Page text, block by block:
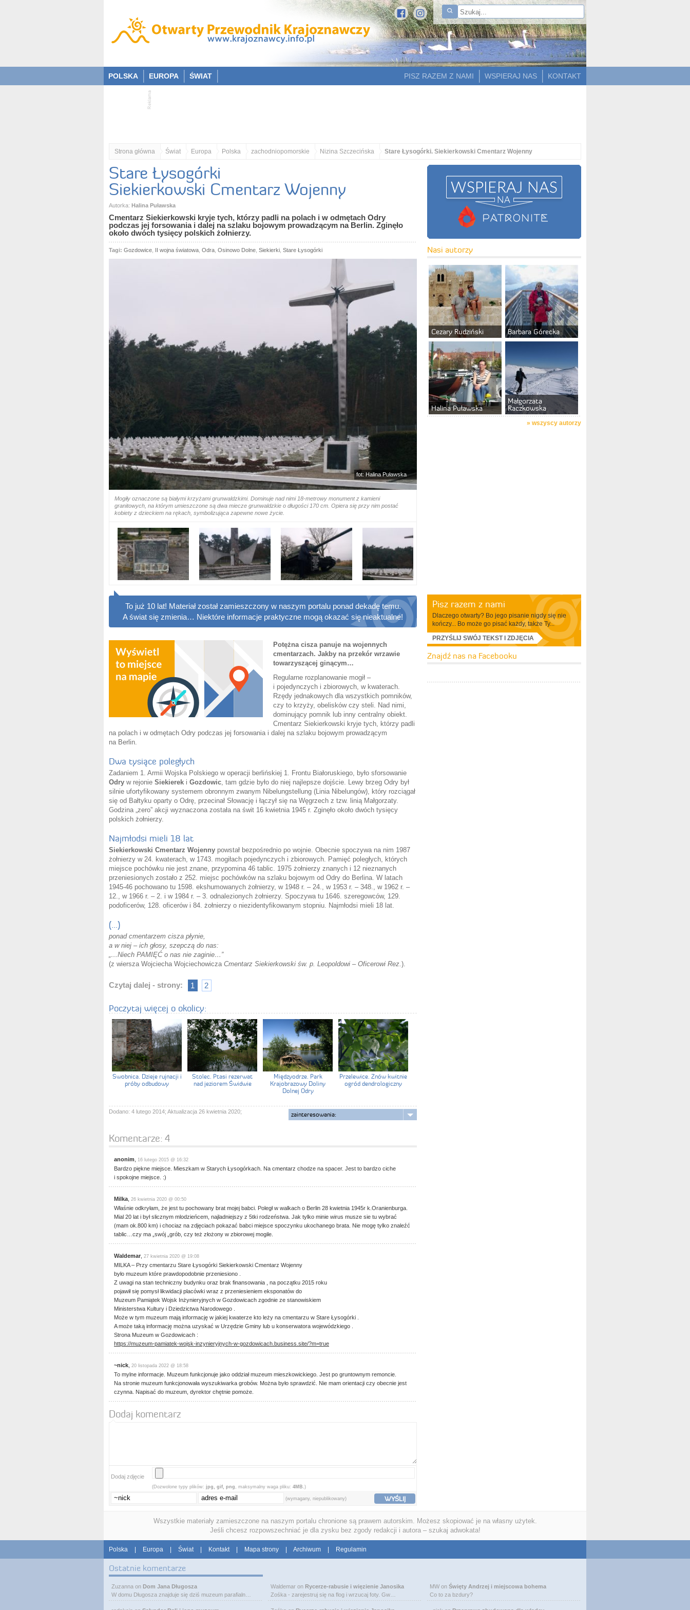
POLSKA EUROPA ŚWIAT KONTAKT
WSPIERAJ NAS
PISZ RAZEM Z NAMI
Strona główna Świat Europa Polska zachodniopomorskie Nizina Szczecińska Stare Łysogórki. Siekierkowski Cmentarz Wojenny
Stare Łysogórki
Siekierkowski Cmentarz Wojenny
Autorka: Halina Puławska
Cmentarz Siekierkowski kryje tych, którzy padli na polach i w odmętach Odry
podczas jej forsowania i dalej na szlaku bojowym prowadzącym na Berlin. Zginęło
około dwóch tysięcy polskich żołnierzy.
Tagi: Gozdowice II wojna światowa Odra Osinowo Dolne Siekierki Stare Łysogórki
fot: Halina Puławska
Mogiły oznaczone są białymi krzyżami grunwaldzkimi. Dominuje nad nimi 18-metrowy monument z kamieni
granitowych, na którym umieszczone są dwa miecze grunwaldzkie o długości 170 cm. Opiera się przy nim postać
kobiety z dzieckiem na rękach, symbolizująca zapewne nowe życie.
To już 10 lat! Materiał został zamieszczony w naszym portalu ponad dekadę temu.
A świat się zmienia… Niektóre informacje praktyczne mogą okazać się nieaktualne!
Potężna cisza panuje na wojennych
cmentarzach. Jakby na przekór wrzawie
towarzyszącej ginącym…
Regularne rozplanowanie mogił –
i pojedynczych i zbiorowych, w kwaterach.
Rzędy jednakowych dla wszystkich pomników,
czy to krzyży, obelisków czy steli. Nad nimi,
dominujący pomnik lub inny centralny obiekt.
Cmentarz Siekierkowski kryje tych, którzy padli
na polach i w odmętach Odry podczas jej forsowania i dalej na szlaku bojowym prowadzącym
na Berlin.
Dwa tysiące poległych
Zadaniem 1. Armii Wojska Polskiego w operacji berlińskiej 1. Frontu Białoruskiego, było sforsowanie
Odry w rejonie Siekierek i Gozdowic, tam gdzie było do niej najlepsze dojście. Lewy brzeg Odry był
silnie ufortyfikowany systemem obronnym zwanym Nibelungstellung (Linia Nibelungów), który rozciągał
się od Bałtyku oparty o Odrę, przecinał Słowację i łączył się na Węgrzech z tzw. linią Małgorzaty.
Godzina „zero” akcji wyznaczona została na świt 16 kwietnia 1945 r. Zginęło około dwóch tysięcy
polskich żołnierzy.
Najmłodsi mieli 18 lat
Siekierkowski Cmentarz Wojenny powstał bezpośrednio po wojnie. Obecnie spoczywa na nim 1987
żołnierzy w 24. kwaterach, w 1743. mogiłach pojedynczych i zbiorowych. Pamięć poległych, których
miejsce pochówku nie jest znane, przypomina 46 tablic. 1975 żołnierzy znanych i 12 nieznanych
przeniesionych zostało z 252. miejsc pochówków na szlaku bojowym od Odry do Berlina. W latach
1945-46 pochowano tu 1598. ekshumowanych żołnierzy, w 1948 r. – 24., w 1953 r. – 348., w 1962 r. –
12., w 1966 r. – 2. i w 1984 r. – 3. odnalezionych żołnierzy. Spoczywa tu 1646. szeregowców, 129.
podoficerów, 128. oficerów i 84. żołnierzy o niezidentyfikowanym stopniu. Najmłodsi mieli 18 lat.
(…)
ponad cmentarzem cisza płynie,
a w niej – ich głosy, szepczą do nas:
„…Niech PAMIĘĆ o nas nie zaginie…”
(z wiersza Wojciecha WojciechowiczaCmentarz Siekierkowski św. p. Leopoldowi – Oficerowi Rez.).
Czytaj dalej - strony: 1 2
Poczytaj więcej o okolicy:
Swobnica. Dzieje rujnacji i
próby odbudowy
Stolec. Ptasi rezerwat
nad jeziorem Świdwie
Międzyodrze. Park
Krajobrazowy Doliny
Dolnej Odry
Przelewice. Znów kwitnie
ogród dendrologiczny
Dodano: 4 lutego 2014; Aktualizacja 26 kwietnia 2020; zainteresowania:
Komentarze: 4
anonim 16 lutego 2015 @ 16:32
Bardzo piękne miejsce. Mieszkam w Starych Łysogórkach. Na cmentarz chodze na spacer. Jest to bardzo ciche
i spokojne miejsce. :)
Milka 26 kwietnia 2020 @ 00:50
Właśnie odkryłam, że jest tu pochowany brat mojej babci. Poległ w walkach o Berlin 28 kwietnia 1945r k.Oranienburga.
Mial 20 lat i był slicznym mlodzieńcem, najladniejszy z 5tki rodzeństwa. Jak tylko minie wirus musze sie tu wybrać
(mam ok.800 km) i chociaz na zdjęciach pokazać babci miejsce spoczynku ukochanego brata. Nie mogę tylko znaleźć
tablic…czy ma „swój „grób, czy też złożony w zbiorowej mogile.
Waldemar 27 kwietnia 2020 @ 19:08
MILKA – Przy cmentarzu Stare Łysogórki Siekierkowski Cmentarz Wojenny
było muzeum które prawdopodobnie przeniesiono .
Z uwagi na stan techniczny budynku oraz brak finansowania , na początku 2015 roku
pojawił się pomysł likwidacji placówki wraz z przeniesieniem eksponatów do
Muzeum Pamiątek Wojsk Inżynieryjnych w Gozdowicach zgodnie ze stanowiskiem
Ministerstwa Kultury i Dziedzictwa Narodowego .
Może w tym muzeum mają informację w jakiej kwaterze kto leży na cmentarzu w Stare Łysogórki .
A może taką informację można uzyskać w Urzędzie Gminy lub u konserwatora wojewódzkiego .
Strona Muzeum w Gozdowicach :
https://muzeum-pamiatek-wojsk-inzynieryjnych-w-gozdowicach.business.site/?m=true
~nick 20 listopada 2022 @ 18:58
To mylne informacje. Muzeum funkcjonuje jako oddział muzeum mieszkowickiego. Jest po gruntownym remoncie.
Na stronie muzeum funkcjonowała wyszukiwarka grobów. Można było sprawdzić. Nie mam orientacji czy obecnie jest
czynna. Napisać do muzeum, dyrektor chętnie pomoże.
Dodaj komentarz
Dodaj zdjęcie
(Dozwolone typy plików: jpg, gif, png , maksymalny waga pliku: 4MB.)
(wymagany, niepublikowany) WYŚLIJ
Nasi autorzy
Cezary Rudziński Barbara Górecka
Halina Puławska
Małgorzata
Raczkowska
» wszyscy autorzy
Pisz razem z nami
Dlaczego otwarty? Bo jego pisanie nigdy się nie
kończy... Bo może go pisać każdy, także Ty...
PRZYŚLIJ SWÓJ TEKST I ZDJĘCIA
Znajdź nas na Facebooku
Wszystkie materiały zamieszczone na naszym portalu chronione są prawem autorskim. Możesz skopiować je na własny użytek.
Jeśli chcesz rozpowszechniać je dla zysku bez zgody redakcji i autora – szukaj adwokata!
Polska Europa Świat Kontakt Mapa strony Archiwum Regulamin
Ostatnie komentarze
Zuzanna on Dom Jana Długosza
W domu Długosza znajduje się dziś muzeum parafialn…
Waldemar on Rycerze-rabusie i więzienie Janosika
Zośka - zarejestruj się na flog i wrzucaj foty. Gw…
MW on Święty Andrzej i miejscowa bohema
Co to za bzdury?